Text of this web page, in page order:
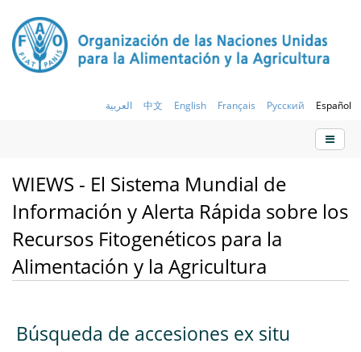
العربية 中文 English Français Русский Español
WIEWS - El Sistema Mundial de
Información y Alerta Rápida sobre los
Recursos Fitogenéticos para la
Alimentación y la Agricultura
Búsqueda de accesiones ex situ